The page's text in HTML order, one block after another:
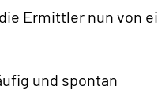
Ermittler nun von
und spontan